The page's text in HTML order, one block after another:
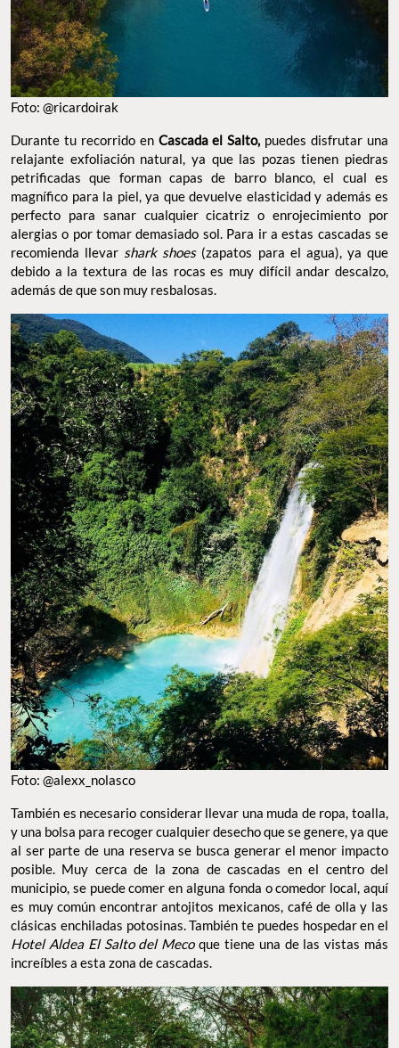
Foto: @ricardoirak
Durante tu recorrido en Cascada el Salto, puedes disfrutar una
relajante exfoliación natural, ya que las pozas tienen piedras
petrificadas que forman capas de barro blanco, el cual es
magnífico para la piel, ya que devuelve elasticidad y además es
perfecto para sanar cualquier cicatriz o enrojecimiento por
alergias o por tomar demasiado sol. Para ir a estas cascadas se
recomienda llevar shark shoes (zapatos para el agua), ya que
debido a la textura de las rocas es muy difícil andar descalzo,
además de que son muy resbalosas.
Foto: @alexx_nolasco
También es necesario considerar llevar una muda de ropa, toalla,
y una bolsa para recoger cualquier desecho que se genere, ya que
al ser parte de una reserva se busca generar el menor impacto
posible. Muy cerca de la zona de cascadas en el centro del
municipio, se puede comer en alguna fonda o comedor local, aquí
es muy común encontrar antojitos mexicanos, café de olla y las
clásicas enchiladas potosinas. También te puedes hospedar en el
Hotel Aldea El Salto del Mecoque tiene una de las vistas más
increíbles a esta zona de cascadas.